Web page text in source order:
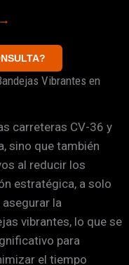
→
Vibrantes en
carreteras CV-36 y
sino que también
al reducir los
estratégica, a solo
la
vibrantes, lo que se
para
el tiempo